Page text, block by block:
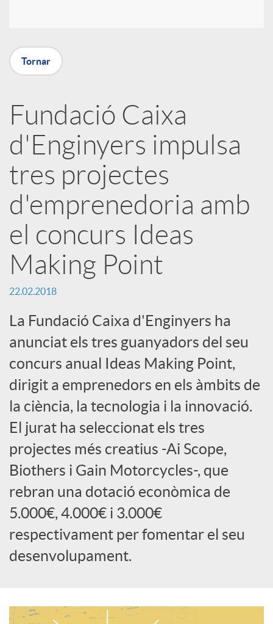
a
X
a
r
x
e
s
S
o
c
i
a
l
s
Tornar
Fundació Caixa
d'Enginyers impulsa
tres projectes
d'emprenedoria amb
el concurs Ideas
Making Point
22.02.2018
La Fundació Caixa d'Enginyers ha
anunciat els tres guanyadors del seu
concurs anual Ideas Making Point,
dirigit a emprenedors en els àmbits de
la ciència, la tecnologia i la innovació.
El jurat ha seleccionat els tres
projectes més creatius -Ai Scope,
Biothers i Gain Motorcycles-, que
rebran una dotació econòmica de
5.000€, 4.000€ i 3.000€
respectivament per fomentar el seu
desenvolupament.